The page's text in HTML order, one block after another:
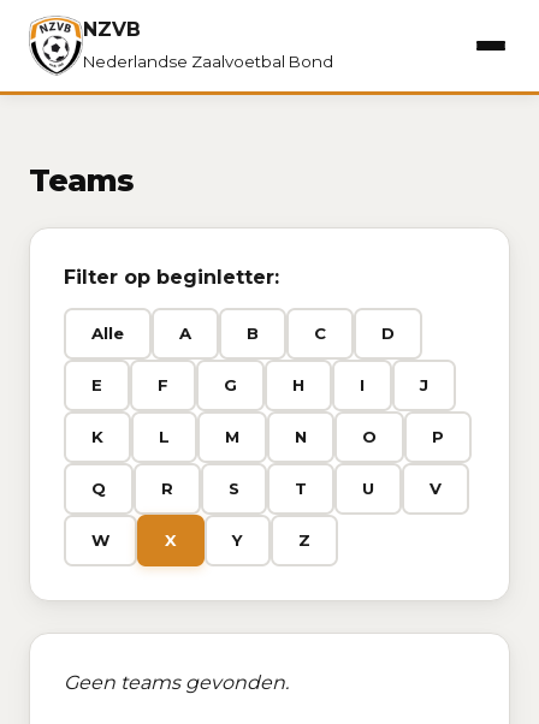
NZVB
Nederlandse Zaalvoetbal Bond
Teams
Filter op beginletter:
Alle A B C D
E F G H I J
K L M N O P
Q R S T U V
W X Y Z
Geen teams gevonden.